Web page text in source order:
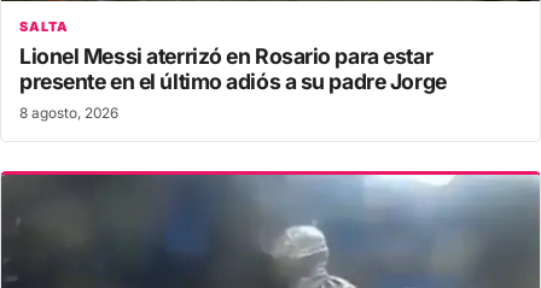
SALTA
Lionel Messi aterrizó en Rosario para estar
presente en el último adiós a su padre Jorge
8 agosto, 2026